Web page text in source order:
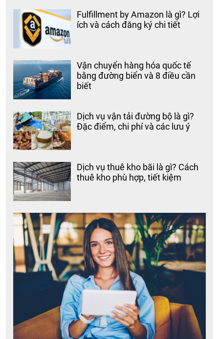
Fulfillment by Amazon là gì? Lợi
ích và cách đăng ký chi tiết
Vận chuyển hàng hóa quốc tế
bằng đường biển và 8 điều cần
biết
Dịch vụ vận tải đường bộ là gì?
Đặc điểm, chi phí và các lưu ý
Dịch vụ thuê kho bãi là gì? Cách
thuê kho phù hợp, tiết kiệm